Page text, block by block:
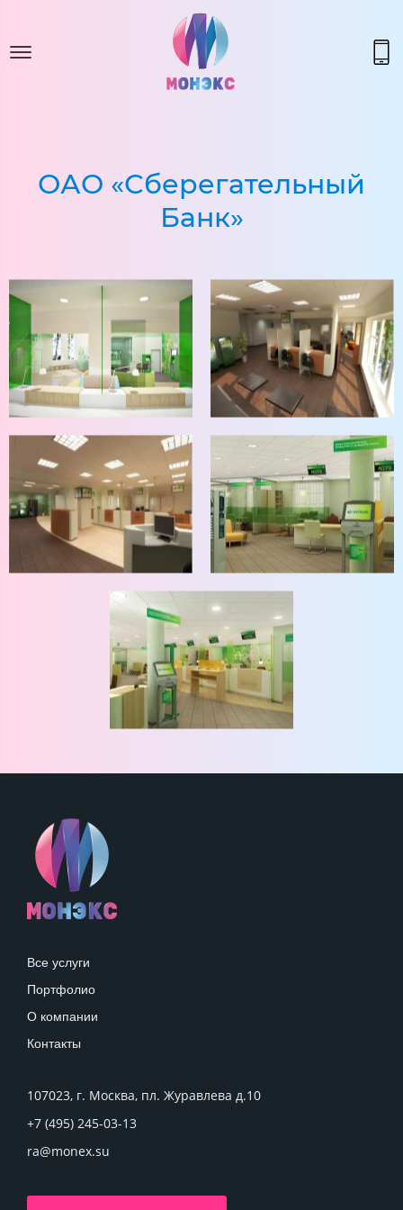
ОАО «Сберегательный
Банк»
Все услуги
Портфолио
О компании
Контакты
107023, г. Москва, пл. Журавлева д.10
+7 (495) 245-03-13
ra@monex.su